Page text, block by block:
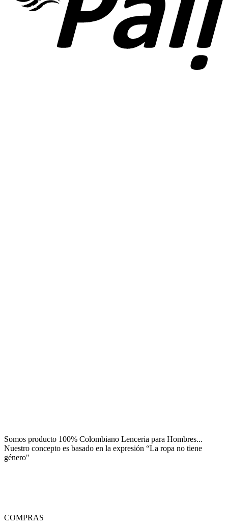
Somos producto 100% Colombiano Lenceria para Hombres...
Nuestro concepto es basado en la expresión “La ropa no tiene
género"
COMPRAS